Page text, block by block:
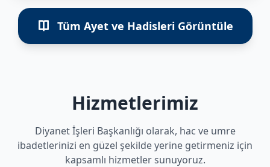
Tüm Ayet ve Hadisleri Görüntüle
Hizmetlerimiz
Diyanet İşleri Başkanlığı olarak, hac ve umre
ibadetlerinizi en güzel şekilde yerine getirmeniz için
kapsamlı hizmetler sunuyoruz.